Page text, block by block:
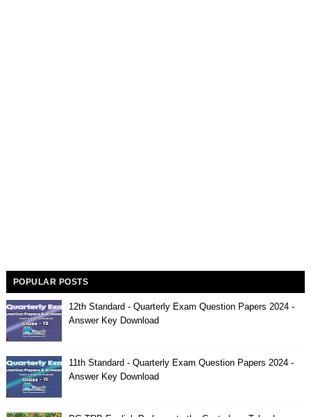
POPULAR POSTS
12th Standard - Quarterly Exam Question Papers 2024 -
Answer Key Download
11th Standard - Quarterly Exam Question Papers 2024 -
Answer Key Download